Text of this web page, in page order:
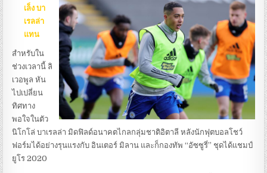
เล็ง บา
เรลล่า
แทน
สำหรับใน
ช่วงเวลานี้ ลิ
เวอพูล หัน
ไปเปลี่ยน
ทิศทาง
พอใจในตัว
นิโกโล่ บาเรลล่า มิดฟิลด์อนาคตไกลกลุ่มชาติอิตาลี หลังนักฟุตบอลโชว์
ฟอร์มได้อย่างรุนแรงกับ อินเตอร์ มิลาน และก็กองทัพ “อัซซูรี่” ชุดได้แชมป์
ยูโร 2020